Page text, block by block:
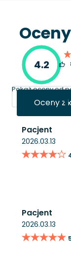
4.2
Pokaż oceny od
Oceny z
Pacjent
2026.03.13
★★★★★
★★★★★
Pacjent
2026.03.13
★★★★★
★★★★★